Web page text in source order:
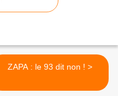
ZAPA : le 93 dit non ! >